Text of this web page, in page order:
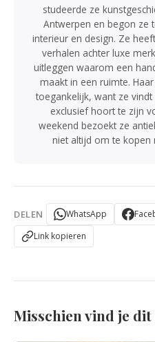
studeerde ze
Antwerpen en begon ze
interieur en design. Ze
verhalen achter luxe
uitleggen waarom een
maakt in een ruimte.
toegankelijk, want ze
exclusief hoort te zijn
weekend bezoekt ze
niet altijd om te kopen
DELEN WhatsApp
Link kopieren
Misschien vind je